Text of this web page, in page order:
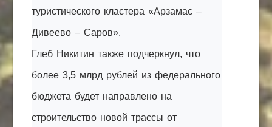
туристического кластера «Арзамас –
Дивеево – Саров».
Глеб Никитин также подчеркнул, что
более 3,5 млрд рублей из федерального
бюджета будет направлено на
строительство новой трассы от